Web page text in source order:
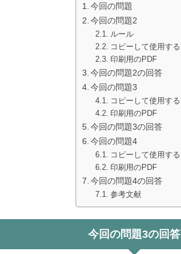
今回の問題
今回の問題2
ルール
コピーして使用する
印刷用のPDF
今回の問題2の回答
今回の問題3
コピーして使用する
印刷用のPDF
今回の問題3の回答
今回の問題4
コピーして使用する
印刷用のPDF
今回の問題4の回答
参考文献
今回の問題3の回答